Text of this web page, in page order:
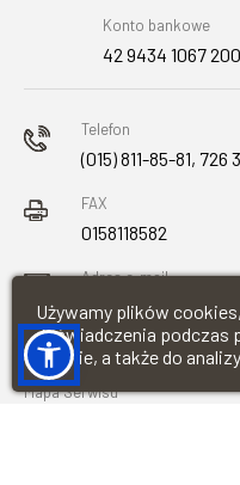
Konto bankowe
42 9434 1067
Telefon
(015) 811-85-81, 726
FAX
0158118582
Adres e-mail
Mapa Serwisu
Używamy plików
doświadczenia podczas
stronie, a także do